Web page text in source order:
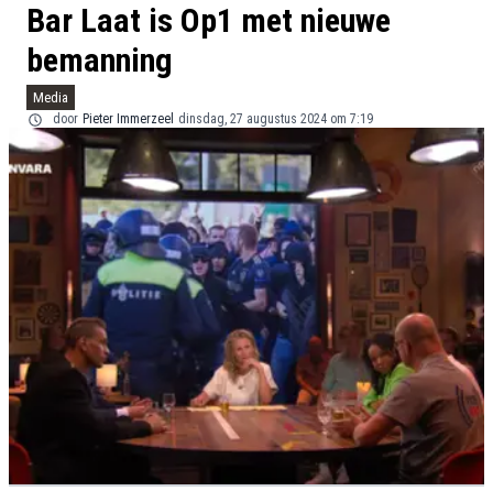
Bar Laat is Op1 met nieuwe
bemanning
Media
door Pieter Immerzeel dinsdag, 27 augustus 2024 om 7:19